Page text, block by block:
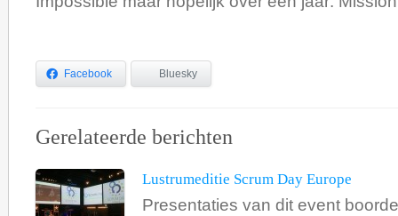
Facebook Bluesky
Gerelateerde berichten
Lustrumeditie Scrum Day Europe
Presentaties van dit event